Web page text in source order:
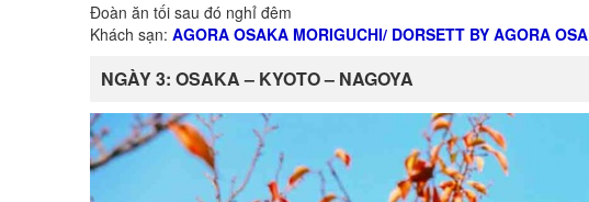
Đoàn ăn tối sau đó nghỉ đêm
Khách sạn: AGORA OSAKA MORIGUCHI/ DORSETT BY AGORA
NGÀY 3: OSAKA – KYOTO – NAGOYA